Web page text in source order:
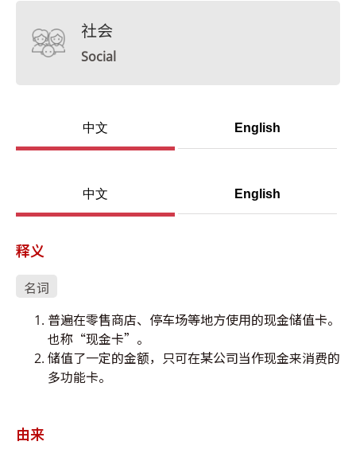
社会
Social
中文 English
中文 English
释义
名词
普遍在零售商店、停车场等地方使用的现金储值卡。
也称“现金卡”。
储值了一定的金额，只可在某公司当作现金来消费的
多功能卡。
由来